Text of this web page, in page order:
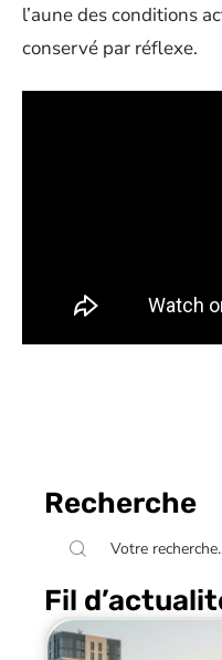
l’aune des conditions
conservé par réflexe.
Recherche
Fil